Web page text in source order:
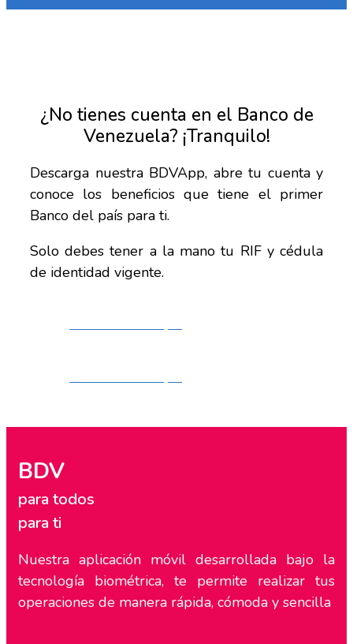
¿No tienes cuenta en el Banco de
Venezuela? ¡Tranquilo!
Descarga nuestra BDVApp, abre tu cuenta y
conoce los beneficios que tiene el primer
Banco del país para ti.
Solo debes tener a la mano tu RIF y cédula
de identidad vigente.
BDV
para todos
para ti
Nuestra aplicación móvil desarrollada bajo la
tecnología biométrica, te permite realizar tus
operaciones de manera rápida, cómoda y sencilla